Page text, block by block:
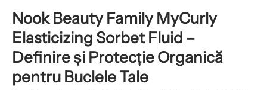
Nook Beauty Family MyCurly
Elasticizing Sorbet Fluid –
Definire și Protecție Organică
pentru Buclele Tale